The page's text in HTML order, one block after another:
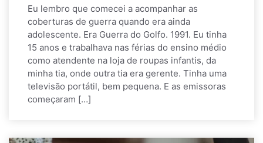
Eu lembro que comecei a acompanhar as
coberturas de guerra quando era ainda
adolescente. Era Guerra do Golfo. 1991. Eu tinha
15 anos e trabalhava nas férias do ensino médio
como atendente na loja de roupas infantis, da
minha tia, onde outra tia era gerente. Tinha uma
televisão portátil, bem pequena. E as emissoras
começaram […]